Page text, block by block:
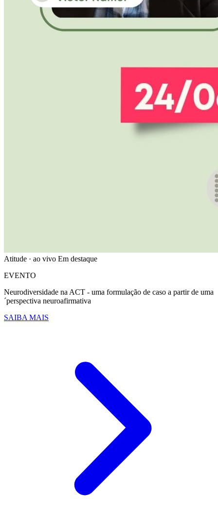
Atitude · ao vivo Em destaque
EVENTO
Neurodiversidade na ACT - uma formulação de caso a partir de uma
´perspectiva neuroafirmativa
SAIBA MAIS